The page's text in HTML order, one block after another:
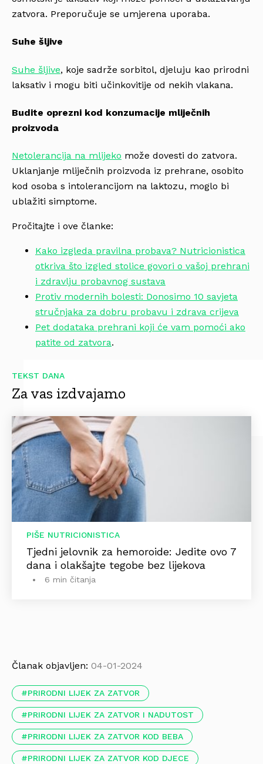
zatvora. Preporučuje se umjerena uporaba.
Suhe šljive
Suhe šljive, koje sadrže sorbitol, djeluju kao prirodni
laksativ i mogu biti učinkovitije od nekih vlakana.
Budite oprezni kod konzumacije mliječnih
proizvoda
Netolerancija na mlijeko može dovesti do zatvora.
Uklanjanje mliječnih proizvoda iz prehrane, osobito
kod osoba s intolerancijom na laktozu, moglo bi
ublažiti simptome.
Pročitajte i ove članke:
Kako izgleda pravilna probava? Nutricionistica
otkriva što izgled stolice govori o vašoj prehrani
i zdravlju probavnog sustava
Protiv modernih bolesti: Donosimo 10 savjeta
stručnjaka za dobru probavu i zdrava crijeva
Pet dodataka prehrani koji će vam pomoći ako
patite od zatvora.
TEKST DANA
Za vas izdvajamo
PIŠE NUTRICIONISTICA
Tjedni jelovnik za hemoroide: Jedite ovo 7
dana i olakšajte tegobe bez lijekova
6 min čitanja
Članak objavljen: 04-01-2024
PRIRODNI LIJEK ZA ZATVOR
PRIRODNI LIJEK ZA ZATVOR I NADUTOST
PRIRODNI LIJEK ZA ZATVOR KOD BEBA
PRIRODNI LIJEK ZA ZATVOR KOD DJECE